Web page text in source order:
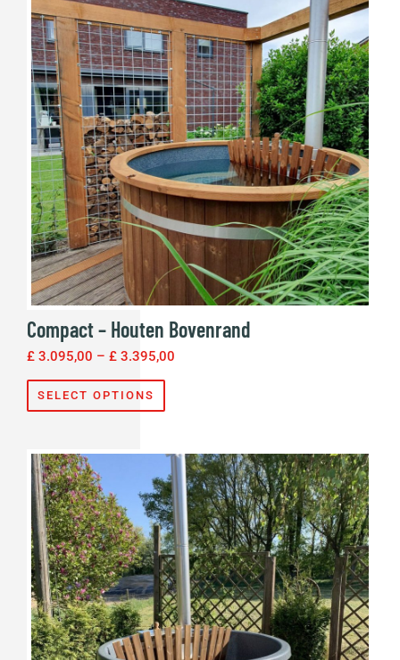
Compact – Houten Bovenrand
£ 3.095,00 – £ 3.395,00
SELECT OPTIONS